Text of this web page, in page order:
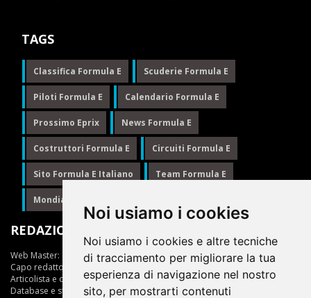
Noi usiamo i cookies
Noi usiamo i cookies e altre tecniche
di tracciamento per migliorare la tua
esperienza di navigazione nel nostro
sito, per mostrarti contenuti
TAGS
Classifica Formula E Scuderie Formula E
Piloti Formula E Calendario Formula E
Prossimo Eprix News Formula E
Costruttori Formula E Circuiti Formula E
Sito Formula E Italiano Team Formula E
Mondiale Formula E
REDAZIONE
Web Master:
Ing.Daniele Muscarella
Capo redattore:
Articolista e opinionista:Giuseppe Cianci
Database e statistiche:Marcella Toschi